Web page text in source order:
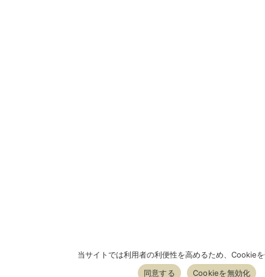
当サイトでは利用者の利便性を高めるため、Cookie
同意する
Cookieを無効化